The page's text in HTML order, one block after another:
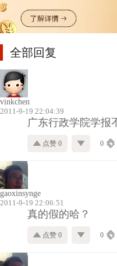
全部回复
vinkchen
2011-9-19 22:04:39
广东行政学院学报
点赞 0 0
gaoxinsynge
2011-9-19 22:06:51
真的假的哈？
点赞 0 0